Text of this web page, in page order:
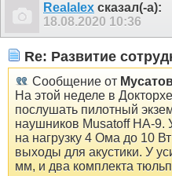
Realalex сказал(-а):
18.08.2020 10:36
Re: Развитие
Сообщение от
На этой неделе в
послушать пилотный
наушников Musatoff HA-9.
на нагрузку 4 Ома до 10
выходы для акустики. У
мм, и два комплекта